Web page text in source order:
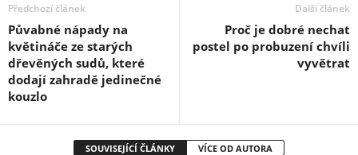
Předchozí článek
Půvabné nápady na
květináče ze starých
dřevěných sudů, které
dodají zahradě jedinečné
kouzlo
Další článek
Proč je dobré nechat
postel po probuzení chvíli
vyvětrat
SOUVISEJÍCÍ ČLÁNKY VÍCE OD AUTORA